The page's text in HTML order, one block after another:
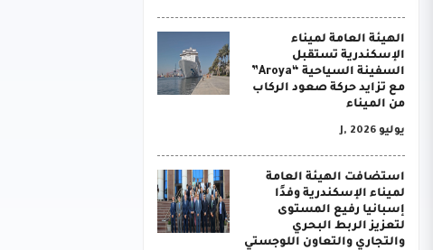
الهيئة العامة لميناء
الإسكندرية تستقبل
السفينة السياحية “Aroya”
مع تزايد حركة صعود الركاب
من الميناء
يوليو J, 2026
استضافت الهيئة العامة
لميناء الإسكندرية وفدًا
إسبانيا رفيع المستوى
لتعزيز الربط البحري
والتجاري والتعاون اللوجستي